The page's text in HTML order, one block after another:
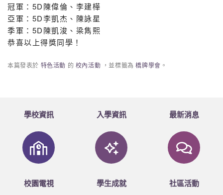
冠軍：5D陳偉倫、李建樺
亞軍：5D李凱杰、陳詠星
季軍：5D陳凱浚、梁雋熙
恭喜以上得獎同學！
本篇發表於 特色活動 的 校內活動 ，並標籤為橋牌學會 。
學校資訊 入學資訊 最新消息
校園電視 學生成就 社區活動